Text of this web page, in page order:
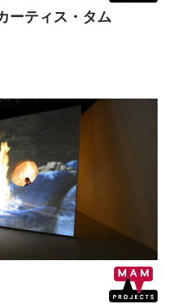
ーティス・タム